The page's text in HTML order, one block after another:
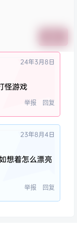
24年3月8日
怪游戏
举报 回复
23年8月4日
想着怎么漂亮
举报 回复